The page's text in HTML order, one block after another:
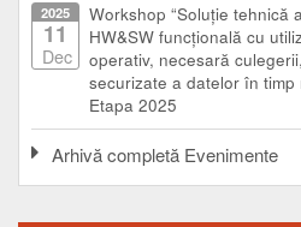
2025
11
Dec
Workshop “Soluție tehnică
HW&SW funcțională cu
operativ, necesară
securizate a datelor în timp
Etapa 2025
Arhivă completă Evenimente